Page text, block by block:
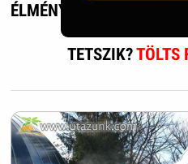
ÉLMÉNY
TETSZIK?TÖLTS